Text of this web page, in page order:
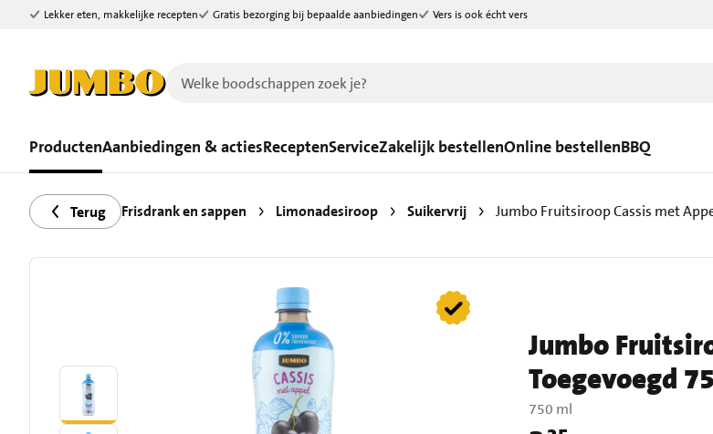
Ga naar zoeken
Ga naar hoofdinhoud
Lekker eten, makkelijke recepten Gratis bezorging bij bepaalde aanbiedingen Vers is ook écht vers
ProductenAanbiedingen & actiesReceptenServiceZakelijk bestellenOnline bestellenBBQ
Terug Frisdrank en sappen Limonadesiroop Suikervrij Jumbo Fruitsiroop Cassis met
Jumbo
Toegevoegd
750 ml